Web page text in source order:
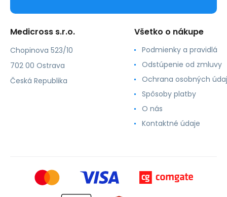
Medicross s.r.o.
Chopinova 523/10
702 00 Ostrava
Česká Republika
Všetko o nákupe
Podmienky a pravidlá
Odstúpenie od zmluvy
Ochrana osobných
Spôsoby platby
O nás
Kontaktné údaje